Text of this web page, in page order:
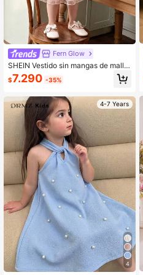
Fern Glow
SHEIN Vestido sin mangas de malla
bordada rosa para niñas jóvenes
$7.290 -35%
4-7 Years
4